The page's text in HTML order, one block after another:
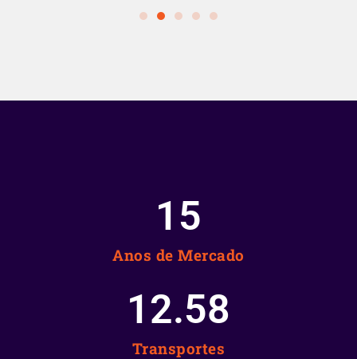
Anos de Mercado
15
Transportes
12.58